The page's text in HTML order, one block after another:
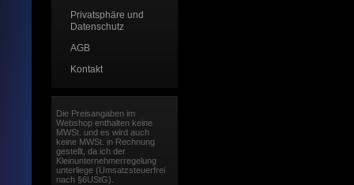
Privatsphäre und
Datenschutz
AGB
Kontakt
Die Preisangaben im
Webshop enthalten keine
MWSt. und es wird auch
keine MWSt. in Rechnung
gestellt, da ich der
Kleinunternehmerregelung
unterliege (Umsatzsteuerfrei
nach §6UStG).